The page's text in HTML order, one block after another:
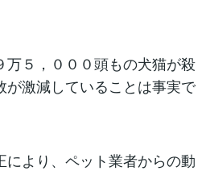
５，０００頭もの犬猫が殺
激減していることは事実で
より、ペット業者からの動